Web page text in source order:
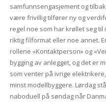
samfunnsengasjement og
være frivillig tilfører ny og
regel noe som har krøllet seg til
riktig filformat eller noe annet.
rollene «Kontaktperson» og
bygging av anlegget, og det er
som venter på ivrige
minst modellbyggere. Lørdag
naboduell på søndag når